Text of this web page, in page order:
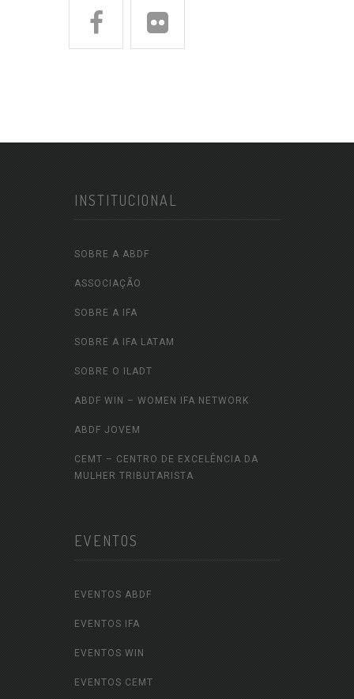
INSTITUCIONAL
SOBRE A ABDF
ASSOCIAÇÃO
SOBRE A IFA
SOBRE A IFA LATAM
SOBRE O ILADT
ABDF WIN – WOMEN IFA NETWORK
ABDF JOVEM
CEMT – CENTRO DE EXCELÊNCIA DA
MULHER TRIBUTARISTA
EVENTOS
EVENTOS ABDF
EVENTOS IFA
EVENTOS WIN
EVENTOS CEMT